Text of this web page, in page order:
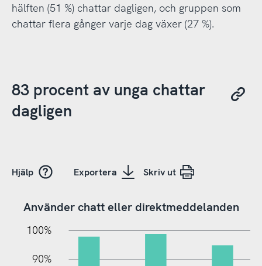
hälften (51 %) chattar dagligen, och gruppen som
chattar flera gånger varje dag växer (27 %).
83 procent av unga chattar
dagligen
Hjälp Exportera Skriv ut
Använder chatt eller direktmeddelanden
100%
90%